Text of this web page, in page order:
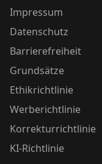
Impressum
Datenschutz
Barrierefreiheit
Grundsätze
Ethikrichtlinie
Werberichtlinie
Korrekturrichtlinie
KI-Richtlinie